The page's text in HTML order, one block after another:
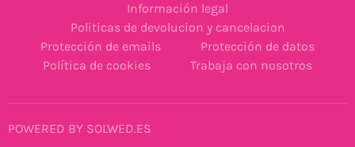
Información legal
Politicas de devolucion y cancelacion
Protección de emails
Protección de datos
Política de cookies
Trabaja con nosotros
POWERED BY SOLWED.ES